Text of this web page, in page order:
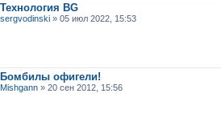
Технология BG
sergvodinski » 05 июл 2022, 15:53
Бомбилы офигели!
Mishgann » 20 сен 2012, 15:56